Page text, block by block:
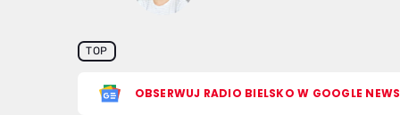
TOP
OBSERWUJ RADIO BIELSKO W GOOGLE NEWS